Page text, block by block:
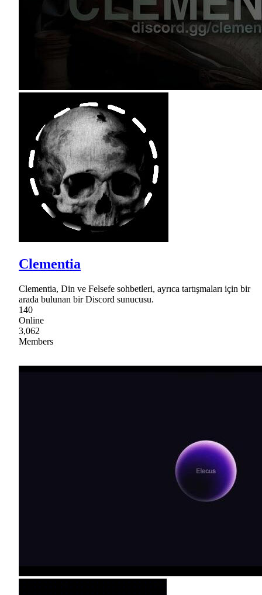
Clementia
Clementia, Din ve Felsefe sohbetleri, ayrıca tartışmaları için bir
arada bulunan bir Discord sunucusu.
140
Online
3,062
Members